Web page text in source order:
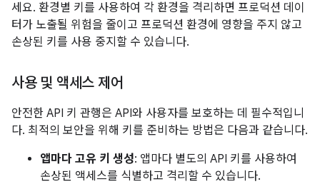
세요. 환경별 키를 사용하여 각 환경을 격리하면 프로덕션 데이
터가 노출될 위험을 줄이고 프로덕션 환경에 영향을 주지 않고
손상된 키를 사용 중지할 수 있습니다.
사용 및 액세스 제어
안전한 API 키 관행은 API와 사용자를 보호하는 데 필수적입니
다. 최적의 보안을 위해 키를 준비하는 방법은 다음과 같습니다.
앱마다 고유 키 생성: 앱마다 별도의 API 키를 사용하여
손상된 액세스를 식별하고 격리할 수 있습니다.